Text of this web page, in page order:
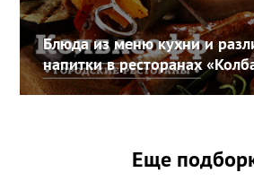
Блюда из меню кухни и
напитки в ресторанах
Еще